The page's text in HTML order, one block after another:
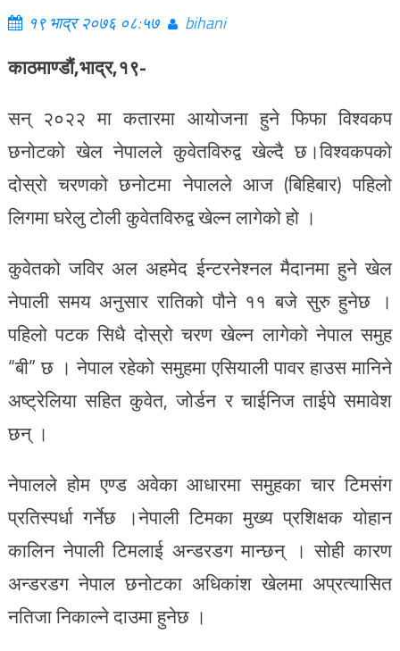
१९ भाद्र २०७६ ०८:५७ bihani
काठमाण्डौं,भाद्र,१९-
सन् २०२२ मा कतारमा आयोजना हुने फिफा विश्वकप
छनोटको खेल नेपालले कुवेतविरुद्व खेल्दै छ।विश्वकपको
दोस्रो चरणको छनोटमा नेपालले आज (बिहिबार) पहिलो
लिगमा घरेलु टोली कुवेतविरुद्व खेल्न लागेको हो ।
कुवेतको जविर अल अहमेद ईन्टरनेश्नल मैदानमा हुने खेल
नेपाली समय अनुसार रातिको पौने ११ बजे सुरु हुनेछ ।
पहिलो पटक सिधै दोस्रो चरण खेल्न लागेको नेपाल समुह
“बी” छ । नेपाल रहेको समुहमा एसियाली पावर हाउस मानिने
अष्ट्रेलिया सहित कुवेत, जोर्डन र चाईनिज ताईपे समावेश
छन् ।
नेपालले होम एण्ड अवेका आधारमा समुहका चार टिमसंग
प्रतिस्पर्धा गर्नेछ ।नेपाली टिमका मुख्य प्रशिक्षक योहान
कालिन नेपाली टिमलाई अन्डरडग मान्छन् । सोही कारण
अन्डरडग नेपाल छनोटका अधिकांश खेलमा अप्रत्यासित
नतिजा निकाल्ने दाउमा हुनेछ ।